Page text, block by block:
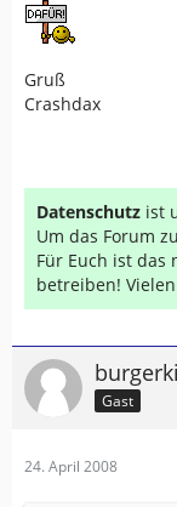
Gruß
Crashdax
Datenschutz ist
Um das Forum
Für Euch ist das
betreiben!
Gast
24. April 2008